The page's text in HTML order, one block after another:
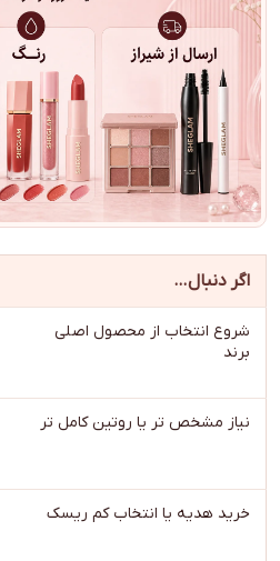
اگر دنبال…
شروع انتخاب از محصول اصلی
برند
نیاز مشخص تر یا روتین کامل تر
خرید هدیه یا انتخاب کم ریسک